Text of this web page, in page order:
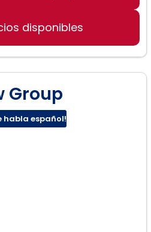
disponibles
Group
habla español!